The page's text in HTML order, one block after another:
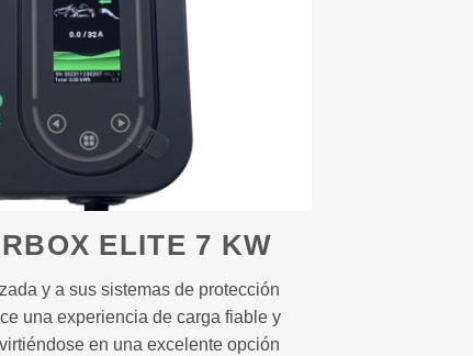
ELITE 7 KW
y a sus sistemas de protección
una experiencia de carga fiable y
en una excelente opción